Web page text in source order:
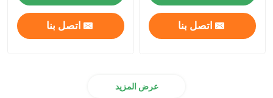
اتصل بنا اتصل بنا
عرض المزيد